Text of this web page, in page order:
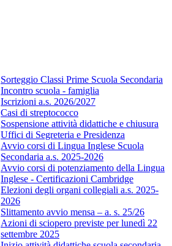
Sorteggio Classi Prime Scuola Secondaria
Incontro scuola - famiglia
Iscrizioni a.s. 2026/2027
Casi di streptococco
Sospensione attività didattiche e chiusura
Uffici di Segreteria e Presidenza
Avvio corsi di Lingua Inglese Scuola
Secondaria a.s. 2025-2026
Avvio corsi di potenziamento della Lingua
Inglese - Certificazioni Cambridge
Elezioni degli organi collegiali a.s. 2025-
2026
Slittamento avvio mensa – a. s. 25/26
Azioni di sciopero previste per lunedì 22
settembre 2025